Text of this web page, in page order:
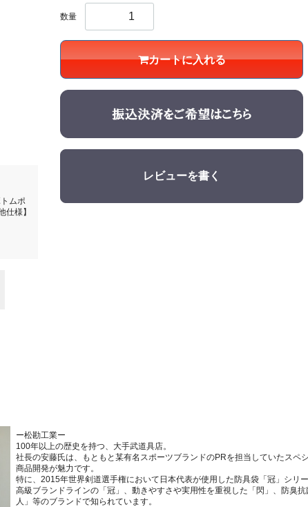
ムポ
様】
数量
カートに入れる
レビューを書く
ー松勘工業ー
100年以上の歴史を持つ、大手武道具店。
社長の安藤氏は、もともと某有名スポーツブランドのPRを担当していたスペ
商品開発が魅力です。
特に、2015年世界剣道選手権において日本代表が使用した防具袋「冠」シリー
高級ブランドラインの「冠」、動きやすさや実用性を重視した「閃」、防臭
人」等のブランドで知られています。